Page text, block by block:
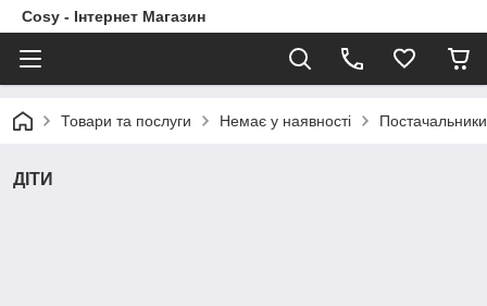
Cosy - Інтернет Магазин
Товари та послуги Немає у наявності Постачальники
ДІТИ